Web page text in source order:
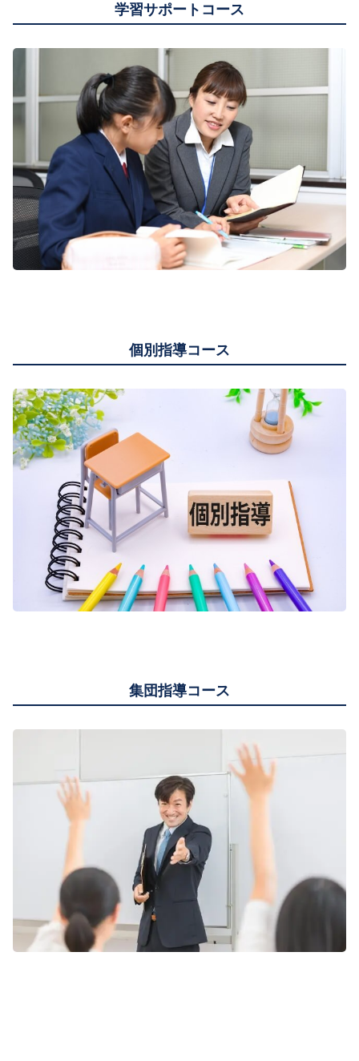
学習サポートコース
個別指導コース
集団指導コース